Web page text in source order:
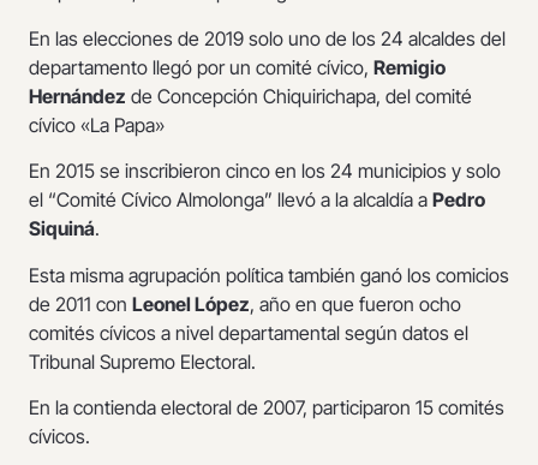
En las elecciones de 2019 solo uno de los 24 alcaldes del
departamento llegó por un comité cívico, Remigio
Hernández de Concepción Chiquirichapa, del comité
cívico «La Papa»
En 2015 se inscribieron cinco en los 24 municipios y solo
el “Comité Cívico Almolonga” llevó a la alcaldía a Pedro
Siquiná.
Esta misma agrupación política también ganó los comicios
de 2011 con Leonel López, año en que fueron ocho
comités cívicos a nivel departamental según datos el
Tribunal Supremo Electoral.
En la contienda electoral de 2007, participaron 15 comités
cívicos.